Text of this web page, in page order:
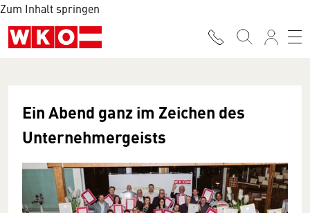
Zum Inhalt springen
Ein Abend ganz im Zeichen des
Unternehmergeists